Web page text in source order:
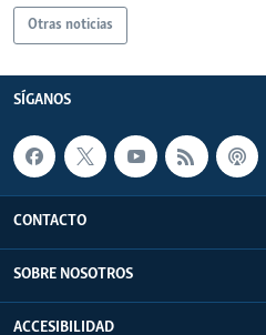
Otras noticias
SÍGANOS
CONTACTO
SOBRE NOSOTROS
ACCESIBILIDAD